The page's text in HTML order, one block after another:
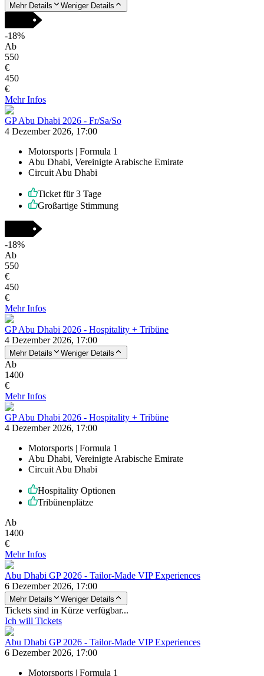
Mehr Details Weniger Details
-18%
Ab
550
€
450
€
Mehr Infos
GP Abu Dhabi 2026 - Fr/Sa/So
4 Dezember 2026, 17:00
Motorsports | Formula 1
Abu Dhabi, Vereinigte Arabische Emirate
Circuit Abu Dhabi
Ticket für 3 Tage
Großartige Stimmung
-18%
Ab
550
€
450
€
Mehr Infos
GP Abu Dhabi 2026 - Hospitality + Tribüne
4 Dezember 2026, 17:00
Mehr Details Weniger Details
Ab
1400
€
Mehr Infos
GP Abu Dhabi 2026 - Hospitality + Tribüne
4 Dezember 2026, 17:00
Motorsports | Formula 1
Abu Dhabi, Vereinigte Arabische Emirate
Circuit Abu Dhabi
Hospitality Optionen
Tribünenplätze
Ab
1400
€
Mehr Infos
Abu Dhabi GP 2026 - Tailor-Made VIP Experiences
6 Dezember 2026, 17:00
Mehr Details Weniger Details
Tickets sind in Kürze verfügbar...
Ich will Tickets
Abu Dhabi GP 2026 - Tailor-Made VIP Experiences
6 Dezember 2026, 17:00
Motorsports | Formula 1